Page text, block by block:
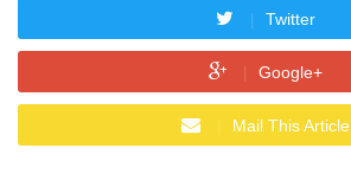
Twitter
Google+
Mail This Article